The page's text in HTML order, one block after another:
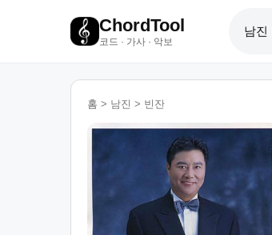
ChordTool
코드 · 가사 · 악보
홈 > 남진 > 빈잔